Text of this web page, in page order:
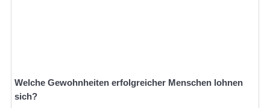
Welche Gewohnheiten erfolgreicher Menschen lohnen
sich?